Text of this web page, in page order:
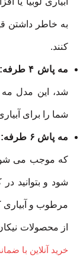
به خاطر داشتن
کنند.
مه پاش ۴طرفه:
شد، این مدل
شما را برای
مه پاش ۶ طرفه:
که موجب می شود
شود و بتوانید
مرطوب و آبیاری
از محصولات
خرید آنلاین با